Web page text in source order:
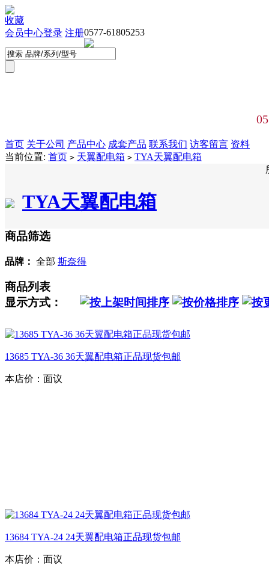
收藏
0577-61805253
登录 注册
会员中心
首页 关于公司 产品中心 成套产品 联系我们 访客留言 资料
当前位置: 首页 > 天翼配电箱 > TYA天翼配电箱
TYA天翼配电箱
商品筛选
品牌： 全部 斯奈得
商品列表
显示方式：
13685 TYA-36 36天翼配电箱正品现货包邮
本店价： 面议
13684 TYA-24 24天翼配电箱正品现货包邮
本店价： 面议